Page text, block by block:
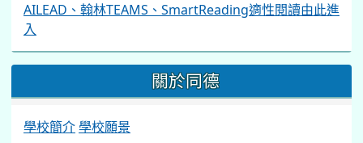
AILEAD、翰林TEAMS、SmartReading適性閱讀由此進
入
關於同德
學校簡介學校願景